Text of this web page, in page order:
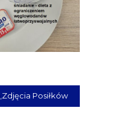
Zdjęcia Posiłków